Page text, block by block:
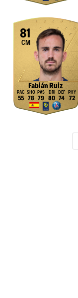
81
CM
Fabián Ruiz
55 78 79 80 74 72